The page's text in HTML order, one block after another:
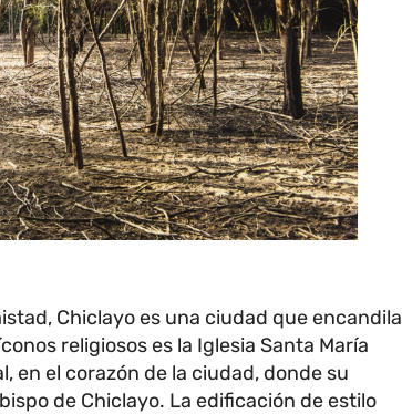
Chiclayo es una ciudad que encandila
religiosos es la Iglesia Santa María
en el corazón de la ciudad, donde su
de Chiclayo. La edificación de estilo